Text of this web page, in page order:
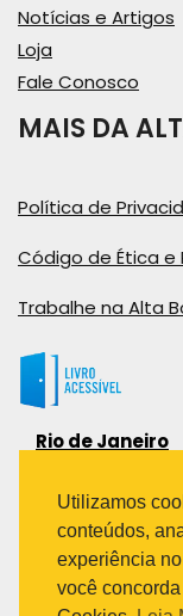
Notícias e Artigos
Loja
Fale Conosco
MAIS DA
Política de
Código de Ética e
Trabalhe na Alta
Rio de Janeiro
Bairro
Rio de
Telefone:
(21) 3278-
Utilizamos
conteúdos,
experiência
você